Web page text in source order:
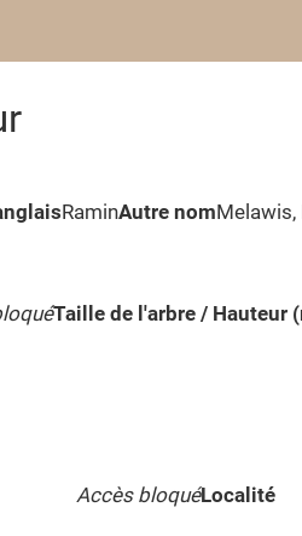
RaminAutre nomMelawis,
Taille de l'arbre / Hauteur
Accès bloquéLocalité